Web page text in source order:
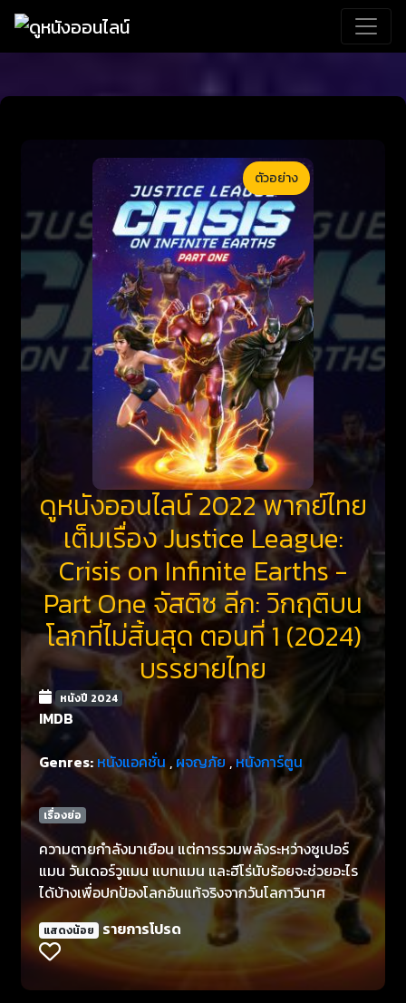
ตัวอย่าง
ดูหนังออนไลน์ 2022 พากย์ไทย
เต็มเรื่อง Justice League:
Crisis on Infinite Earths -
Part One จัสติซ ลีก: วิกฤติบน
โลกที่ไม่สิ้นสุด ตอนที่ 1 (2024)
บรรยายไทย
หนังปี 2024
IMDB
Genres: หนังแอคชั่น,ผจญภัย,หนังการ์ตูน
เรื่องย่อ
ความตายกำลังมาเยือน แต่การรวมพลังระหว่างซูเปอร์
แมน วันเดอร์วูแมน แบทแมน และฮีโร่นับร้อยจะช่วยอะไร
ได้บ้างเพื่อปกป้องโลกอันแท้จริงจากวันโลกาวินาศ
แสดงน้อย รายการโปรด